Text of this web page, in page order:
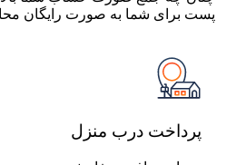
پست برای شما به صورت رایگان
پرداخت درب منزل